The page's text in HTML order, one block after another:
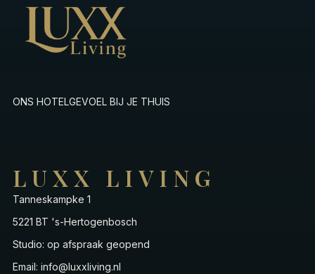
ONS HOTELGEVOEL BIJ JE THUIS
LUXX LIVING
Tanneskampke 1
5221 BT 's-Hertogenbosch
Studio: op afspraak geopend
Email: info@luxxliving.nl